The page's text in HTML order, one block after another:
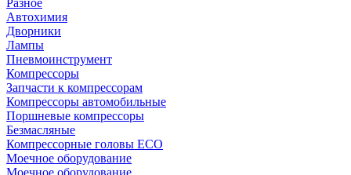
Разное
Автохимия
Дворники
Лампы
Пневмоинструмент
Компрессоры
Запчасти к компрессорам
Компрессоры автомобильные
Поршневые компрессоры
Безмасляные
Компрессорные головы ECO
Моечное оборудование
Моечное оборудование